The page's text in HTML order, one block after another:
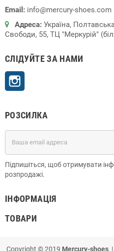
Email: info@mercury-shoes.com
Адреса: Україна,
Свободи, 55, ТЦ "Меркурій"
СЛІДУЙТЕ ЗА НАМИ
РОЗСИЛКА
Підпишіться, щоб отримувати
розпродажі.
ІНФОРМАЦІЯ
ТОВАРИ
Copyright © 2019 Mercury-shoes